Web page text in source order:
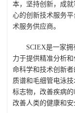
本，坚持创新，成
心的创新技术服务
术服务供应商。
SCIEX是一家
力于提供精准分析
命科学和技术创新
质谱和毛细管电泳
标志物，改善疾病
改善人类的健康和安